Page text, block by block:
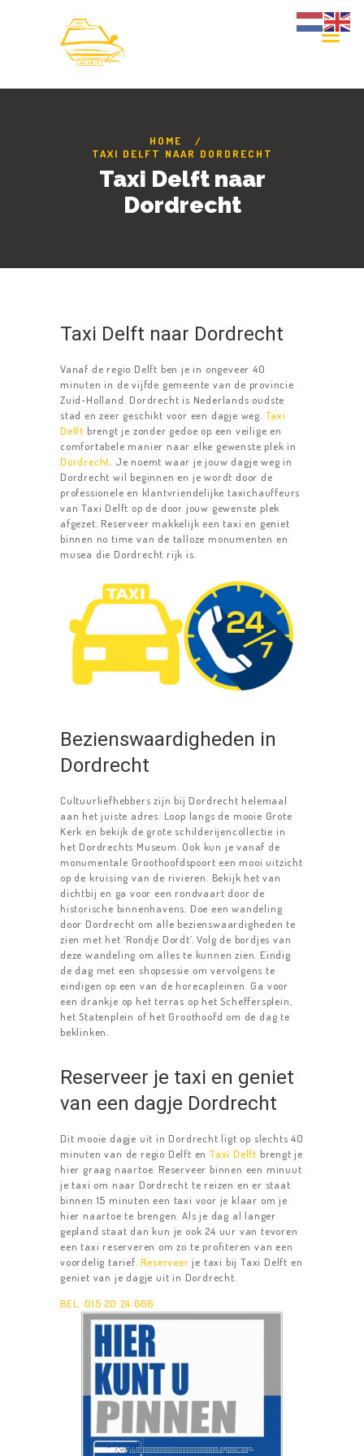
HOME
TAXI DELFT NAAR DORDRECHT
Taxi Delft naar
Dordrecht
TAXIDIENSTEN
TAXI DELFT
LUCHTHAVENS
TAXIBUS
RESERVEREN
CONTACT
Taxi Delft naar Dordrecht
Vanaf de regio Delft ben je in ongeveer 40
minuten in de vijfde gemeente van de provincie
Zuid-Holland. Dordrecht is Nederlands oudste
stad en zeer geschikt voor een dagje weg. Taxi
Delft brengt je zonder gedoe op een veilige en
comfortabele manier naar elke gewenste plek in
Dordrecht. Je noemt waar je jouw dagje weg in
Dordrecht wil beginnen en je wordt door de
professionele en klantvriendelijke taxichauffeurs
van Taxi Delft op de door jouw gewenste plek
afgezet. Reserveer makkelijk een taxi en geniet
binnen no time van de talloze monumenten en
musea die Dordrecht rijk is.
Bezienswaardigheden in
Dordrecht
Cultuurliefhebbers zijn bij Dordrecht helemaal
aan het juiste adres. Loop langs de mooie Grote
Kerk en bekijk de grote schilderijencollectie in
het Dordrechts Museum. Ook kun je vanaf de
monumentale Groothoofdspoort een mooi uitzicht
op de kruising van de rivieren. Bekijk het van
dichtbij en ga voor een rondvaart door de
historische binnenhavens. Doe een wandeling
door Dordrecht om alle bezienswaardigheden te
zien met het ‘Rondje Dordt’. Volg de bordjes van
deze wandeling om alles te kunnen zien. Eindig
de dag met een shopsessie om vervolgens te
eindigen op een van de horecapleinen. Ga voor
een drankje op het terras op het Scheffersplein,
het Statenplein of het Groothoofd om de dag te
beklinken.
Reserveer je taxi en geniet
van een dagje Dordrecht
Dit mooie dagje uit in Dordrecht ligt op slechts 40
minuten van de regio Delft enTaxi Delft brengt je
hier graag naartoe. Reserveer binnen een minuut
je taxi om naar Dordrecht te reizen en er staat
binnen 15 minuten een taxi voor je klaar om je
hier naartoe te brengen. Als je dag al langer
gepland staat dan kun je ook 24 uur van tevoren
een taxi reserveren om zo te profiteren van een
voordelig tarief.Reserveer je taxi bij Taxi Delft en
geniet van je dagje uit in Dordrecht.
BEL: 015 20 24 666